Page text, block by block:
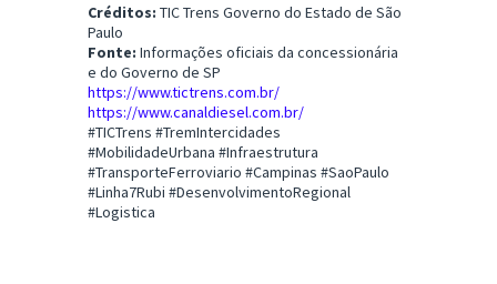
Créditos: TIC Trens Governo do Estado de São
Paulo
Fonte: Informações oficiais da concessionária
e do Governo de SP
https://www.tictrens.com.br/
https://www.canaldiesel.com.br/
#TICTrens #TremIntercidades
#MobilidadeUrbana #Infraestrutura
#TransporteFerroviario #Campinas #SaoPaulo
#Linha7Rubi #DesenvolvimentoRegional
#Logistica